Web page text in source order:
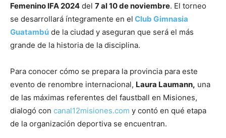
Femenino IFA 2024 del 7 al 10 de noviembre. El torneo
se desarrollará íntegramente en el Club Gimnasia
Guatambú de la ciudad y aseguran que será el más
grande de la historia de la disciplina.
Para conocer cómo se prepara la provincia para este
evento de renombre internacional, Laura Laumann, una
de las máximas referentes del faustball en Misiones,
dialogó con canal12misiones.com y contó en qué etapa
de la organización deportiva se encuentran.